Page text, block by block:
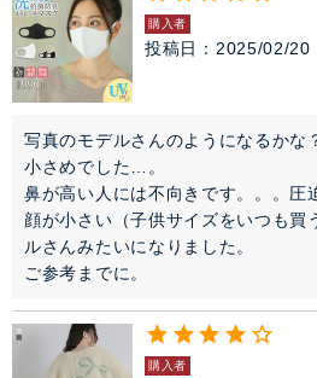
購入者
投稿日 2025/02/20
写真のモデルさんのようになるかな
小さめでした…。
鼻が高い人には不向きです。。。圧
顔が小さい（子供サイズをいつも買
ルさんみたいになりました。
ご参考までに。
購入者